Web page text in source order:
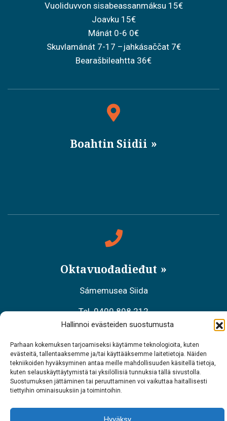
Hallinnoi evästeiden suostumusta
Parhaan kokemuksen tarjoamiseksi käytämme teknologioita, kuten
evästeitä, tallentaaksemme ja/tai käyttääksemme laitetietoja. Näiden
tekniikoiden hyväksyminen antaa meille mahdollisuuden käsitellä tietoja,
kuten selauskäyttäytymistä tai yksilöllisiä tunnuksia tällä sivustolla.
Suostumuksen jättäminen tai peruuttaminen voi vaikuttaa haitallisesti
tiettyihin ominaisuuksiin ja toimintoihin.
Vuoliduvvon sisabeassanmáksu 15€
Joavku 15€
Mánát 0-6 0€
Skuvlamánát 7-17 –jahkásaččat 7€
Bearašbileahtta 36€
Boahtin Siidii
Oktavuođadieđut
Sámemusea Siida
Tel. 0400 898 212
Tel. 0206 39 7740
Restoráŋŋa Sarrit
Tel. 040 700 6485